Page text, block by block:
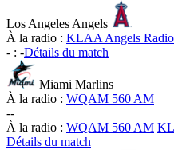
Los Angeles Angels
À la radio : KLAA Angels
- : -Détails du match
Miami Marlins
À la radio : WQAM 560 AM
--
À la radio : WQAM 560 AM
Détails du match